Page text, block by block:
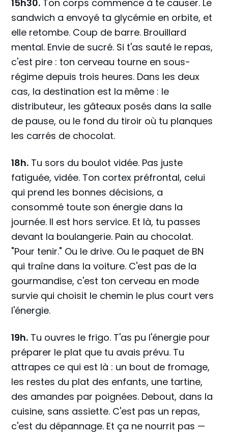
15h30. Ton corps commence à te causer. Le
sandwich a envoyé ta glycémie en orbite, et
elle retombe. Coup de barre. Brouillard
mental. Envie de sucré. Si t'as sauté le repas,
c'est pire : ton cerveau tourne en sous-
régime depuis trois heures. Dans les deux
cas, la destination est la même : le
distributeur, les gâteaux posés dans la salle
de pause, ou le fond du tiroir où tu planques
les carrés de chocolat.
18h. Tu sors du boulot vidée. Pas juste
fatiguée, vidée. Ton cortex préfrontal, celui
qui prend les bonnes décisions, a
consommé toute son énergie dans la
journée. Il est hors service. Et là, tu passes
devant la boulangerie. Pain au chocolat.
"Pour tenir." Ou le drive. Ou le paquet de BN
qui traîne dans la voiture. C'est pas de la
gourmandise, c'est ton cerveau en mode
survie qui choisit le chemin le plus court vers
l'énergie.
19h. Tu ouvres le frigo. T'as pu l'énergie pour
préparer le plat que tu avais prévu. Tu
attrapes ce qui est là : un bout de fromage,
les restes du plat des enfants, une tartine,
des amandes par poignées. Debout, dans la
cuisine, sans assiette. C'est pas un repas,
c'est du dépannage. Et ça ne nourrit pas —